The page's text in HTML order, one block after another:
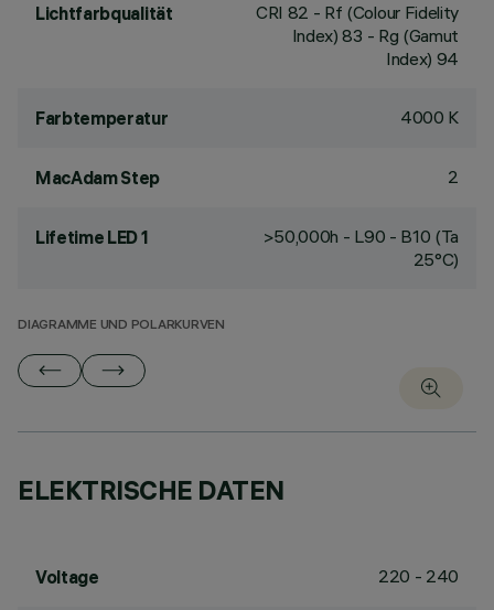
Lichtfarbqualität CRI 82 - Rf (Colour Fidelity
Index) 83 - Rg (Gamut
Index) 94
Farbtemperatur 4000 K
MacAdam Step 2
Lifetime LED 1
>50,000h - L90 - B10 (Ta
25°C)
DIAGRAMME UND POLARKURVEN
ELEKTRISCHE DATEN
Voltage 220 - 240